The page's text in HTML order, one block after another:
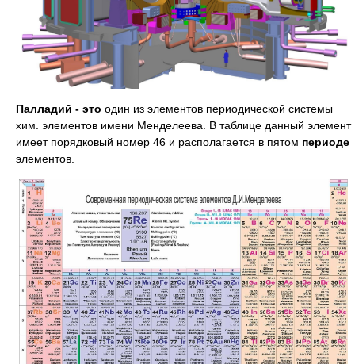
Палладий - это один из элементов периодической системы
хим. элементов имени Менделеева. В таблице данный элемент
имеет порядковый номер 46 и располагается в пятом периоде
элементов.